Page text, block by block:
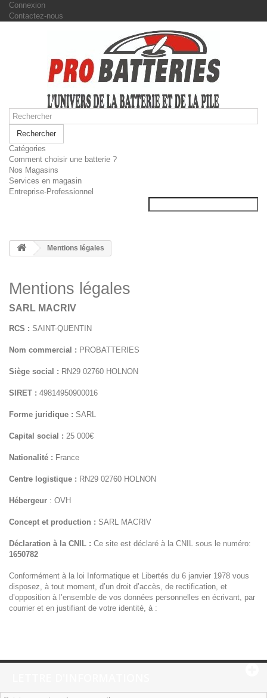
Connexion
Contactez-nous
Rechercher
Catégories
Comment choisir une batterie ?
Nos Magasins
Services en magasin
Entreprise-Professionnel
Mentions légales
Mentions légales
SARL MACRIV
RCS : SAINT-QUENTIN
Nom commercial : PROBATTERIES
Siège social : RN29 02760 HOLNON
SIRET : 49814950900016
Forme juridique : SARL
Capital social : 25 000€
Nationalité : France
Centre logistique : RN29 02760 HOLNON
Hébergeur : OVH
Concept et production : SARL MACRIV
Déclaration à la CNIL : Ce site est déclaré à la CNIL sous le numéro:
1650782
Conformément à la loi Informatique et Libertés du 6 janvier 1978 vous
disposez, à tout moment, d’un droit d’accès, de rectification, et
d’opposition à l’ensemble de vos données personnelles en écrivant, par
courrier et en justifiant de votre identité, à :